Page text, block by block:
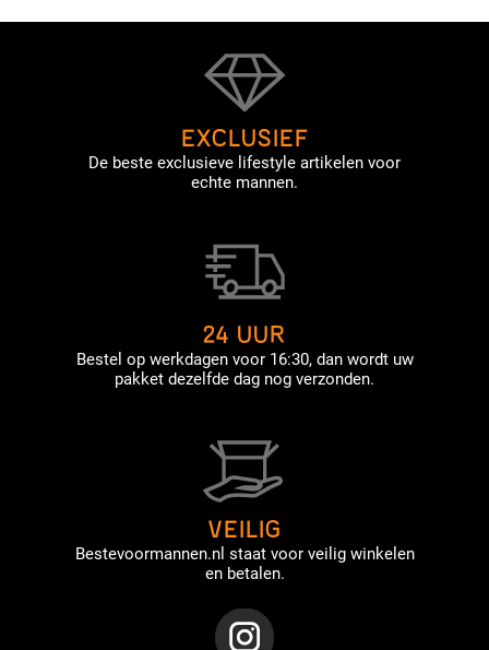
EXCLUSIEF
De beste exclusieve lifestyle artikelen voor
echte mannen.
24 UUR
Bestel op werkdagen voor 16:30, dan wordt uw
pakket dezelfde dag nog verzonden.
VEILIG
Bestevoormannen.nl staat voor veilig winkelen
en betalen.